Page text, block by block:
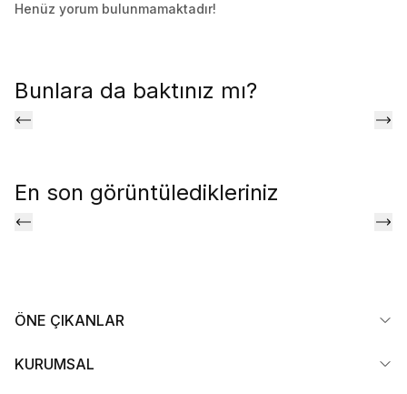
Henüz yorum bulunmamaktadır!
Bunlara da baktınız mı?
En son görüntüledikleriniz
ÖNE ÇIKANLAR
KURUMSAL